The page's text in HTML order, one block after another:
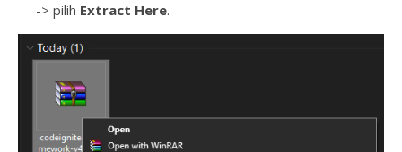
-> pilih Extract Here.